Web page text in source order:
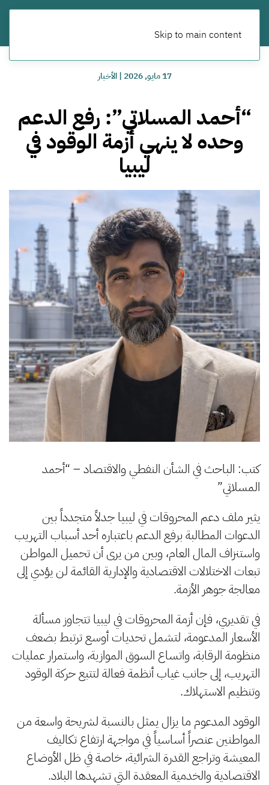
Skip to main content
17 مايو, 2026 |الأخبار
“أحمد المسلاتي”: رفع الدعم
وحده لا ينهي أزمة الوقود في
ليبيا
كتب: الباحث في الشأن النفطي والاقتصاد – “أحمد
المسلاتي”
يثير ملف دعم المحروقات في ليبيا جدلاً متجدداً بين
الدعوات المطالبة برفع الدعم باعتباره أحد أسباب التهريب
واستنزاف المال العام، وبين من يرى أن تحميل المواطن
تبعات الاختلالات الاقتصادية والإدارية القائمة لن يؤدي إلى
معالجة جوهر الأزمة.
في تقديري، فإن أزمة المحروقات في ليبيا تتجاوز مسألة
الأسعار المدعومة، لتشمل تحديات أوسع ترتبط بضعف
منظومة الرقابة، واتساع السوق الموازية، واستمرار عمليات
التهريب، إلى جانب غياب أنظمة فعالة لتتبع حركة الوقود
وتنظيم الاستهلاك.
الوقود المدعوم ما يزال يمثل بالنسبة لشريحة واسعة من
المواطنين عنصراً أساسياً في مواجهة ارتفاع تكاليف
المعيشة وتراجع القدرة الشرائية، خاصة في ظل الأوضاع
الاقتصادية والخدمية المعقدة التي تشهدها البلاد.